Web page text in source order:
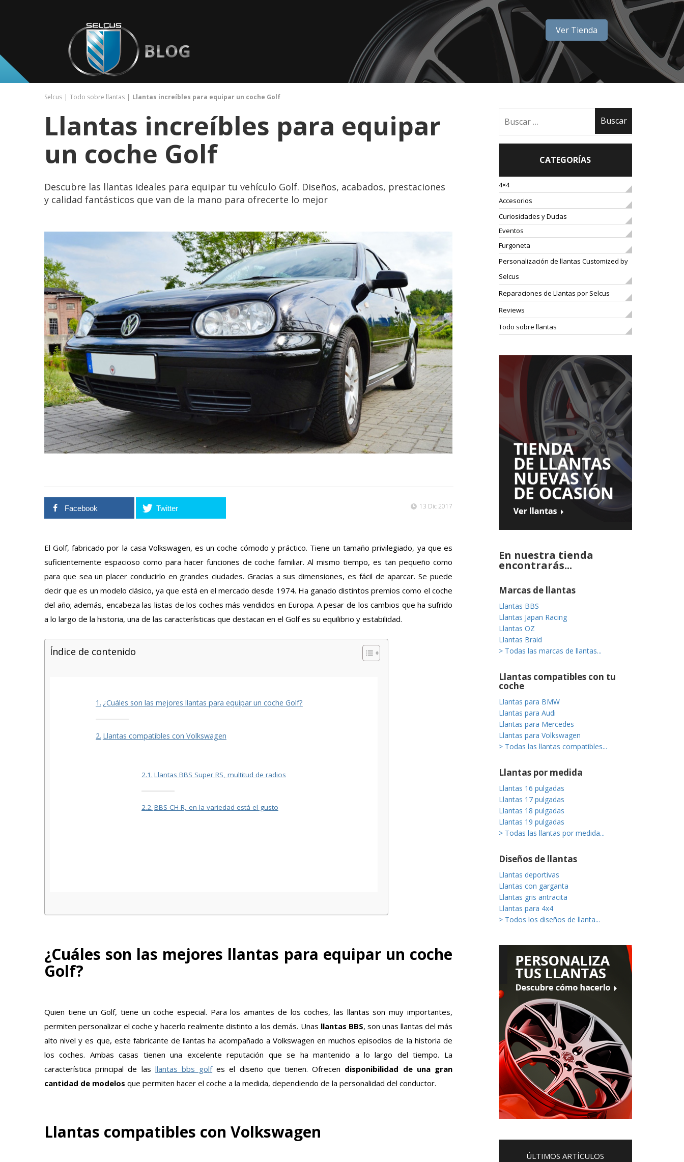
Ver Tienda
Selcus Todo sobre llantas Llantas increíbles para equipar un coche Golf
Llantas increíbles para equipar
un coche Golf
Descubre las llantas ideales para equipar tu vehículo Golf. Diseños, acabados, prestaciones
y calidad fantásticos que van de la mano para ofrecerte lo mejor
13 Dic 2017
Facebook Twitter
El Golf, fabricado por la casa Volkswagen, es un coche cómodo y práctico. Tiene un tamaño privilegiado, ya que es
suficientemente espacioso como para hacer funciones de coche familiar. Al mismo tiempo, es tan pequeño como
para que sea un placer conducirlo en grandes ciudades. Gracias a sus dimensiones, es fácil de aparcar. Se puede
decir que es un modelo clásico, ya que está en el mercado desde 1974. Ha ganado distintos premios como el coche
del año; además, encabeza las listas de los coches más vendidos en Europa. A pesar de los cambios que ha sufrido
a lo largo de la historia, una de las características que destacan en el Golf es su equilibrio y estabilidad.
Índice de contenido
¿Cuáles son las mejores llantas para equipar un coche Golf?
Llantas compatibles con Volkswagen
Llantas BBS Super RS, multitud de radios
BBS CH-R, en la variedad está el gusto
¿Cuáles son las mejores llantas para equipar un coche
Golf?
Quien tiene un Golf, tiene un coche especial. Para los amantes de los coches, las llantas son muy importantes,
permiten personalizar el coche y hacerlo realmente distinto a los demás. Unas llantas BBS, son unas llantas del más
alto nivel y es que, este fabricante de llantas ha acompañado a Volkswagen en muchos episodios de la historia de
los coches. Ambas casas tienen una excelente reputación que se ha mantenido a lo largo del tiempo. La
característica principal de las llantas bbs golfes el diseño que tienen. Ofrecen disponibilidad de una gran
cantidad de modelos que permiten hacer el coche a la medida, dependiendo de la personalidad del conductor.
Llantas compatibles con Volkswagen
CATEGORÍAS
4×4
Accesorios
Curiosidades y Dudas
Eventos
Furgoneta
Personalización de llantas Customized by
Selcus
Reparaciones de Llantas por Selcus
Reviews
Todo sobre llantas
En nuestra tienda
encontrarás...
Marcas de llantas
Llantas BBS
Llantas Japan Racing
Llantas OZ
Llantas Braid
> Todas las marcas de llantas...
Llantas compatibles con tu
coche
Llantas para BMW
Llantas para Audi
Llantas para Mercedes
Llantas para Volkswagen
> Todas las llantas compatibles...
Llantas por medida
Llantas 16 pulgadas
Llantas 17 pulgadas
Llantas 18 pulgadas
Llantas 19 pulgadas
> Todas las llantas por medida...
Diseños de llantas
Llantas deportivas
Llantas con garganta
Llantas gris antracita
Llantas para 4x4
> Todos los diseños de llanta...
ÚLTIMOS ARTÍCULOS